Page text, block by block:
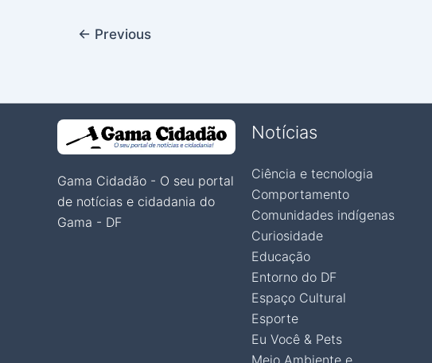
← Previous
Gama Cidadão - O seu portal
de notícias e cidadania do
Gama - DF
Notícias
Ciência e tecnologia
Comportamento
Comunidades indígenas
Curiosidade
Educação
Entorno do DF
Espaço Cultural
Esporte
Eu Você & Pets